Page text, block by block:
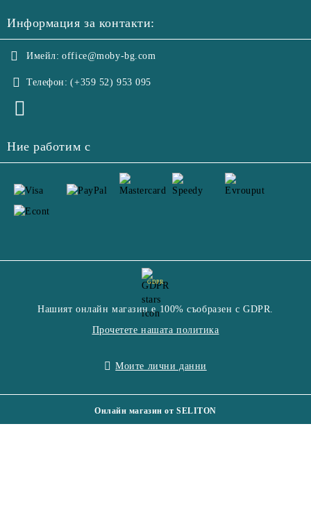
Информация за контакти:
Имейл: office@moby-bg.com
Телефон: (+359 52) 953 095
Ние работим с
GDPR
Нашият онлайн магазин е 100% съобразен с GDPR.
Прочетете нашата политика
Моите лични данни
Онлайн магазин от SELITON